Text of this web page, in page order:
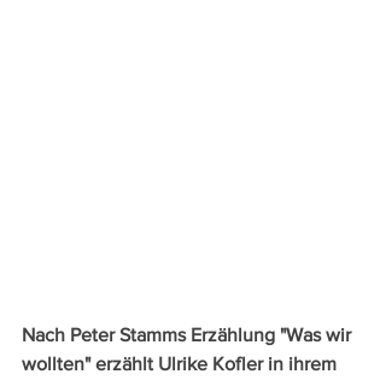
Nach Peter Stamms Erzählung "Was wir
wollten" erzählt Ulrike Kofler in ihrem